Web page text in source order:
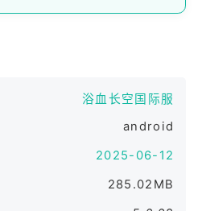
浴血长空国际服
android
2025-06-12
285.02MB